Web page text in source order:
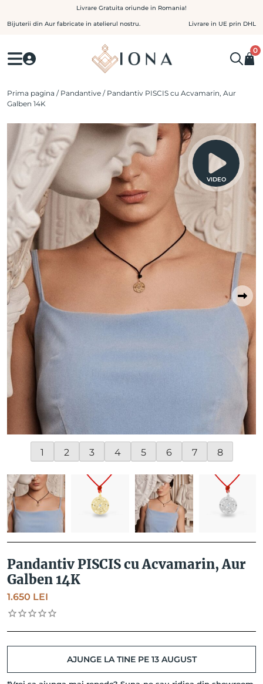
to
Livrare Gratuita oriunde in Romania!
Bijuterii din Aur fabricate in atelierul nostru. Livrare in UE prin DHL
0
Prima pagina / Pandantive / Pandantiv PISCIS cu Acvamarin, Aur
Galben 14K
1 2 3 4 5 6 7 8
VIDEO
Pandantiv PISCIS cu Acvamarin, Aur
Galben 14K
1.650 LEI
AJUNGE LA TINE PE 13 AUGUST